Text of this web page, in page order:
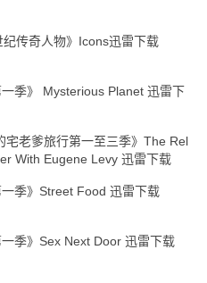
纪传奇人物》Icons迅雷下载
一季》 Mysterious Planet 迅雷下
宅老爹旅行第一至三季》The Rel
With Eugene Levy 迅雷下载
一季》Street Food 迅雷下载
一季》Sex Next Door 迅雷下载